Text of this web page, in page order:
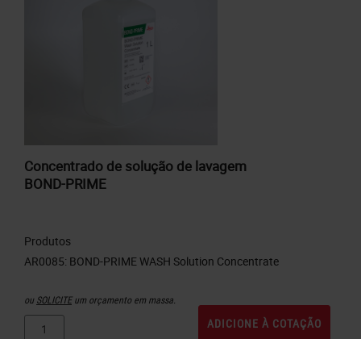
Concentrado de solução de lavagem
BOND-PRIME
Produtos
ou SOLICITEum orçamento em massa.
ADICIONE À COTAÇÃO